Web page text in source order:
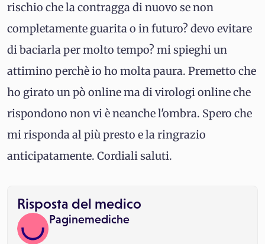
rischio che la contragga di nuovo se non
completamente guarita o in futuro? devo evitare
di baciarla per molto tempo? mi spieghi un
attimino perchè io ho molta paura. Premetto che
ho girato un pò online ma di virologi online che
rispondono non vi è neanche l'ombra. Spero che
mi risponda al più presto e la ringrazio
anticipatamente. Cordiali saluti.
Risposta del medico
Paginemediche